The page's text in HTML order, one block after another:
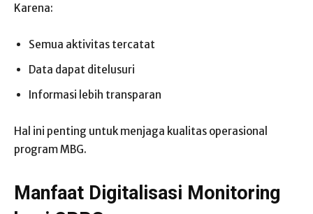
Karena:
Semua aktivitas tercatat
Data dapat ditelusuri
Informasi lebih transparan
Hal ini penting untuk menjaga kualitas operasional
program MBG.
Manfaat Digitalisasi Monitoring